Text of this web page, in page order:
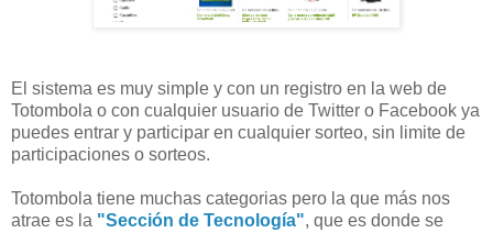
El sistema es muy simple y con un registro en la web de
Totombola o con cualquier usuario de Twitter o Facebook ya
puedes entrar y participar en cualquier sorteo, sin limite de
participaciones o sorteos.
Totombola tiene muchas categorias pero la que más nos
atrae es la "Sección de Tecnología", que es donde se